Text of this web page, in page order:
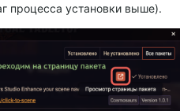
процесса установки выше).